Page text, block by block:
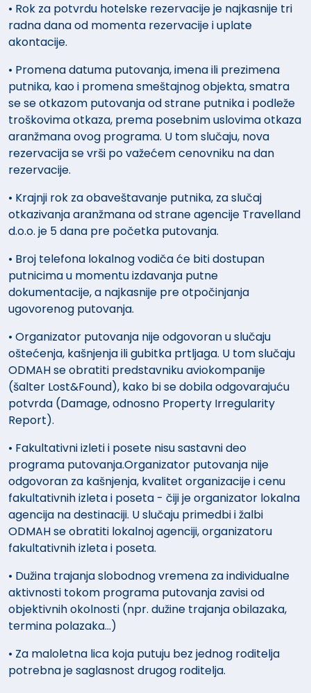
• Rok za potvrdu hotelske rezervacije je najkasnije tri
radna dana od momenta rezervacije i uplate
akontacije.
• Promena datuma putovanja, imena ili prezimena
putnika, kao i promena smeštajnog objekta, smatra
se se otkazom putovanja od strane putnika i podleže
troškovima otkaza, prema posebnim uslovima otkaza
aranžmana ovog programa. U tom slučaju, nova
rezervacija se vrši po važećem cenovniku na dan
rezervacije.
• Krajnji rok za obaveštavanje putnika, za slučaj
otkazivanja aranžmana od strane agencije Travelland
d.o.o. je 5 dana pre početka putovanja.
• Broj telefona lokalnog vodiča će biti dostupan
putnicima u momentu izdavanja putne
dokumentacije, a najkasnije pre otpočinjanja
ugovorenog putovanja.
• Organizator putovanja nije odgovoran u slučaju
oštećenja, kašnjenja ili gubitka prtljaga. U tom slučaju
ODMAH se obratiti predstavniku aviokompanije
(šalter Lost&Found), kako bi se dobila odgovarajuću
potvrda (Damage, odnosno Property Irregularity
Report).
• Fakultativni izleti i posete nisu sastavni deo
programa putovanja.Organizator putovanja nije
odgovoran za kašnjenja, kvalitet organizacije i cenu
fakultativnih izleta i poseta - čiji je organizator lokalna
agencija na destinaciji. U slučaju primedbi i žalbi
ODMAH se obratiti lokalnoj agenciji, organizatoru
fakultativnih izleta i poseta.
• Dužina trajanja slobodnog vremena za individualne
aktivnosti tokom programa putovanja zavisi od
objektivnih okolnosti (npr. dužine trajanja obilazaka,
termina polazaka…)
• Za maloletna lica koja putuju bez jednog roditelja
potrebna je saglasnost drugog roditelja.